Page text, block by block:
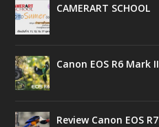
CAMERART SCHOOL
Canon EOS R6 Mark II
Review Canon EOS R7